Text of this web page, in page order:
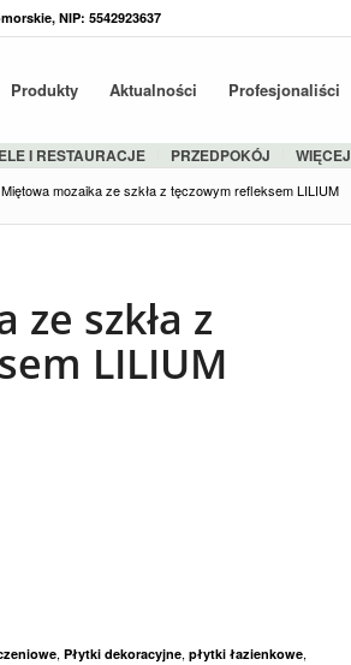
NIP: 5542923637
Produkty Aktualności Profesjonaliści
I RESTAURACJE PRZEDPOKÓJ WIĘCEJ
Miętowa mozaika ze szkła z tęczowym refleksem LILIUM
szkła z
LILIUM
, Płytki dekoracyjne, płytki łazienkowe,